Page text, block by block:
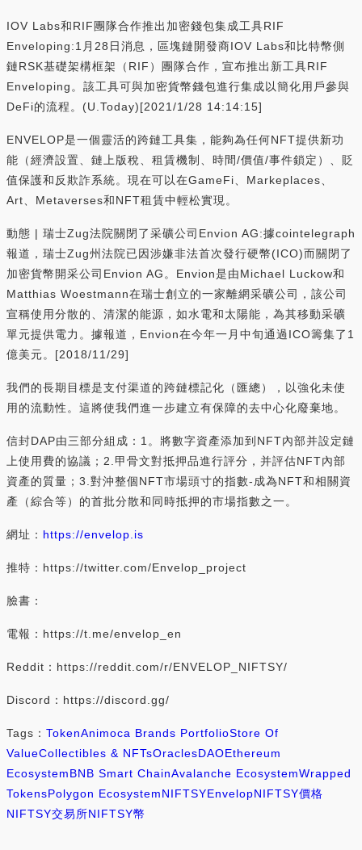
IOV Labs和RIF團隊合作推出加密錢包集成工具RIF
Enveloping:1月28日消息，區塊鏈開發商IOV Labs和比特幣側
鏈RSK基礎架構框架（RIF）團隊合作，宣布推出新工具RIF
Enveloping。該工具可與加密貨幣錢包進行集成以簡化用戶參與
DeFi的流程。(U.Today)[2021/1/28 14:14:15]
ENVELOP是一個靈活的跨鏈工具集，能夠為任何NFT提供新功
能（經濟設置、鏈上版稅、租賃機制、時間/價值/事件鎖定）、貶
值保護和反欺詐系統。現在可以在GameFi、Markeplaces、
Art、Metaverses和NFT租賃中輕松實現。
動態 | 瑞士Zug法院關閉了采礦公司Envion AG:據cointelegraph
報道，瑞士Zug州法院已因涉嫌非法首次發行硬幣(ICO)而關閉了
加密貨幣開采公司Envion AG。Envion是由Michael Luckow和
Matthias Woestmann在瑞士創立的一家離網采礦公司，該公司
宣稱使用分散的、清潔的能源，如水電和太陽能，為其移動采礦
單元提供電力。據報道，Envion在今年一月中旬通過ICO籌集了1
億美元。[2018/11/29]
我們的長期目標是支付渠道的跨鏈標記化（匯總），以強化未使
用的流動性。這將使我們進一步建立有保障的去中心化廢棄地。
信封DAP由三部分組成：1。將數字資產添加到NFT內部并設定鏈
上使用費的協議；2.甲骨文對抵押品進行評分，并評估NFT內部
資產的質量；3.對沖整個NFT市場頭寸的指數-成為NFT和相關資
產（綜合等）的首批分散和同時抵押的市場指數之一。
網址： https://envelop.is
推特：https://twitter.com/Envelop_project
臉書：
電報：https://t.me/envelop_en
Reddit：https://reddit.com/r/ENVELOP_NIFTSY/
Discord：https://discord.gg/
Tags： TokenAnimoca Brands PortfolioStore Of
ValueCollectibles & NFTsOraclesDAOEthereum
EcosystemBNB Smart ChainAvalanche EcosystemWrapped
TokensPolygon EcosystemNIFTSYEnvelopNIFTSY價格
NIFTSY交易所NIFTSY幣